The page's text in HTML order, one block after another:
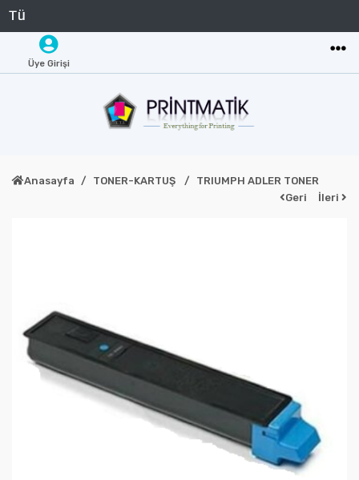
Üye Girişi
Anasayfa TONER-KARTUŞ
TRIUMPH ADLER TONER
Geri
İleri